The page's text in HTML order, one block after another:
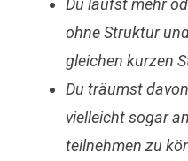
Du läufst mehr
ohne Struktur
gleichen kurzen
Du träumst
vielleicht sogar
teilnehmen zu